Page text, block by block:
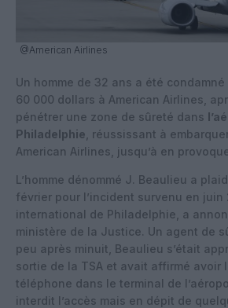
@American Airlines
Un homme de 32 ans a été
60 000 dollars à American Airlines,
pénétrer une zone de sûreté dans
Philadelphie , réussissant à
American Airlines, jusqu’à en
L’homme dénommé J. Beaulieu a
février pour l’incident survenu en juin
international de Philadelphie, a
ministère de la Justice. Un agent de
peu après minuit, Beaulieu s’était
sortie de la TSA et avait affirmé avoir
téléphone dans le terminal de
interdit l’accès mais en dépit de